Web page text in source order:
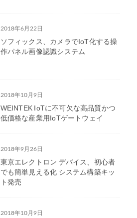
2018年6月22日
ソフィックス、カメラでIoT化する操
作パネル画像認識システム
2018年10月9日
WEINTEK IoTに不可欠な高品質かつ
低価格な産業用IoTゲートウェイ
2018年9月26日
東京エレクトロン デバイス、初心者
でも簡単見える化 システム構築キッ
ト発売
2018年10月9日